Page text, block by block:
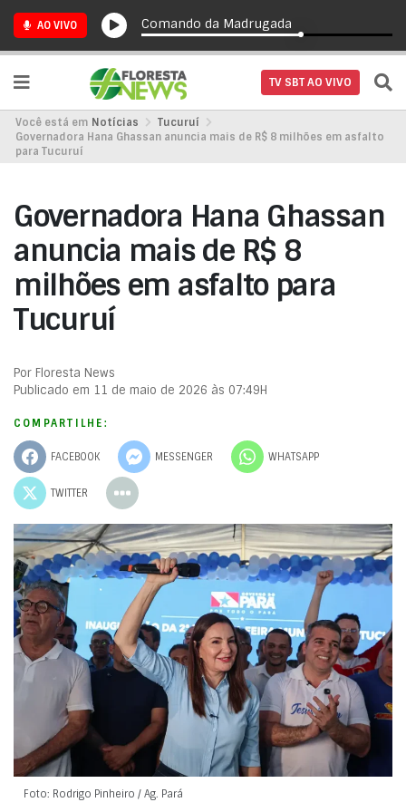
AO VIVO Comando da Madrugada
TV SBT AO VIVO
Você está em Notícias
Tucuruí
Governadora Hana Ghassan anuncia mais de R$ 8 milhões em asfalto
para Tucuruí
Governadora Hana Ghassan
anuncia mais de R$ 8
milhões em asfalto para
Tucuruí
Por Floresta News
Publicado em 11 de maio de 2026 às 07:49H
COMPARTILHE:
FACEBOOK MESSENGER WHATSAPP
TWITTER
Foto: Rodrigo Pinheiro / Ag. Pará